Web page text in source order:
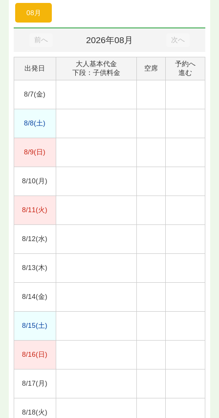
08月
前へ 2026年08月 次へ
出発日
大人基本代金
下段：子供料金
空席
予約へ
進む
8/7(金)
8/8(土)
8/9(日)
8/10(月)
8/11(火)
8/12(水)
8/13(木)
8/14(金)
8/15(土)
8/16(日)
8/17(月)
8/18(火)